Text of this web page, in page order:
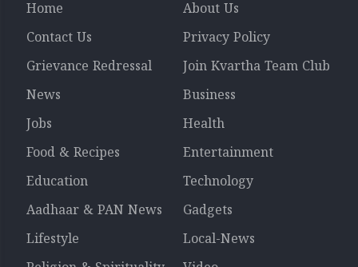
Home
About Us
Contact Us
Privacy Policy
Grievance Redressal
Join Kvartha Team Club
News
Business
Jobs
Health
Food & Recipes
Entertainment
Education
Technology
Aadhaar & PAN News
Gadgets
Lifestyle
Local-News